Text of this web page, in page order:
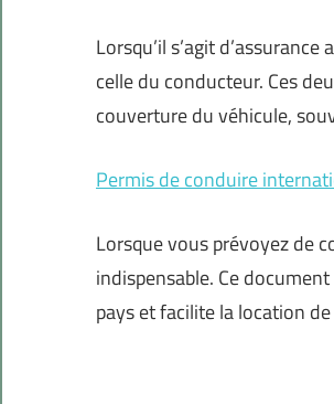
Lorsqu’il s’agit
celle du conducteur. Ces
couverture du véhicule,
Permis de conduire
Lorsque vous prévoyez de
indispensable. Ce
pays et facilite la location